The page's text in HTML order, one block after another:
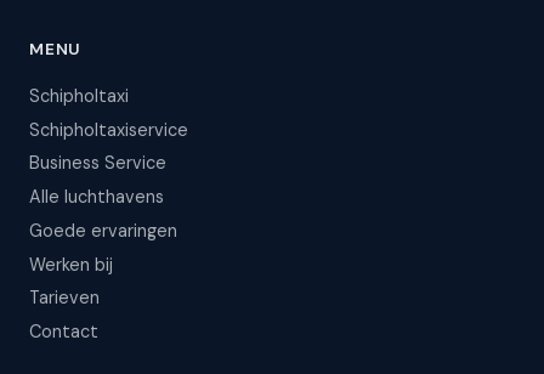
MENU
Schipholtaxi
Schipholtaxiservice
Business Service
Alle luchthavens
Goede ervaringen
Werken bij
Tarieven
Contact